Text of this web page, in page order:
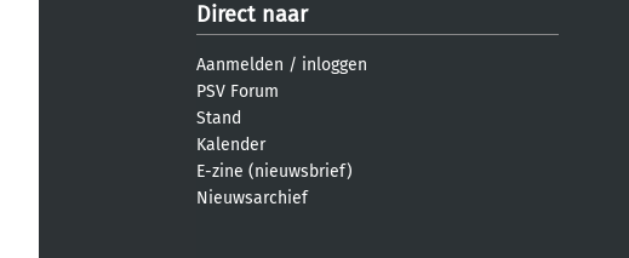
Direct naar
Aanmelden / inloggen
PSV Forum
Stand
Kalender
E-zine (nieuwsbrief)
Nieuwsarchief